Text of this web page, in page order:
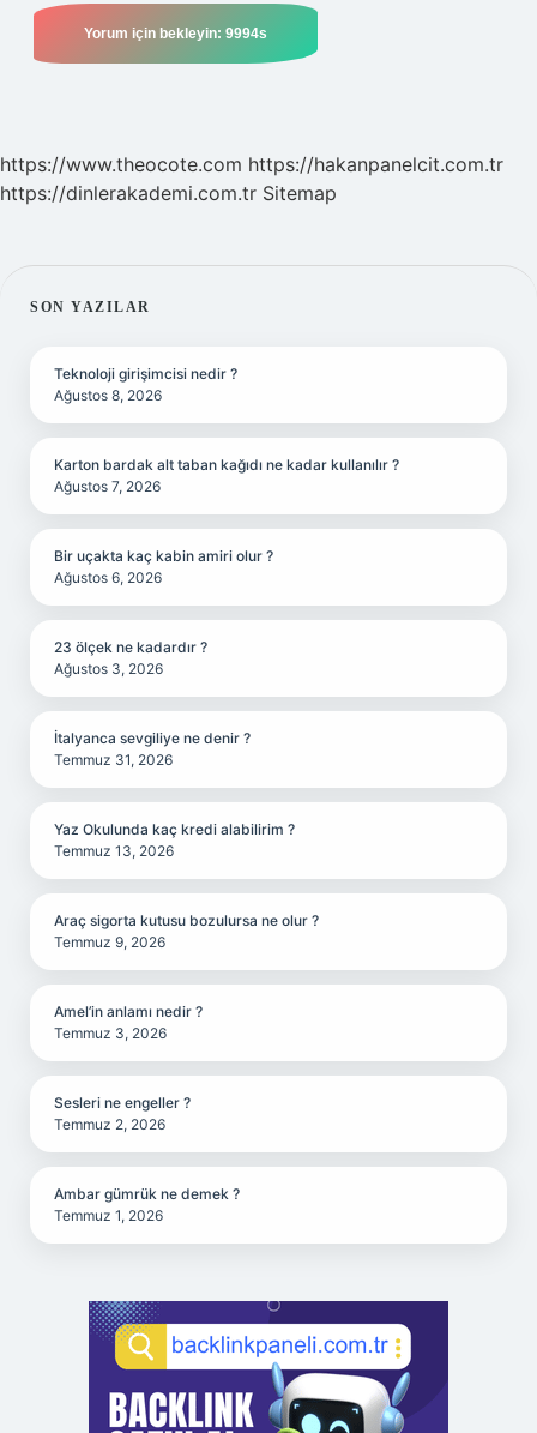
https://www.theocote.com https://hakanpanelcit.com.tr
https://dinlerakademi.com.tr Sitemap
SIDEBAR
SON YAZILAR
Teknoloji girişimcisi nedir ?
Ağustos 8, 2026
Karton bardak alt taban kağıdı ne kadar kullanılır ?
Ağustos 7, 2026
Bir uçakta kaç kabin amiri olur ?
Ağustos 6, 2026
23 ölçek ne kadardır ?
Ağustos 3, 2026
İtalyanca sevgiliye ne denir ?
Temmuz 31, 2026
Yaz Okulunda kaç kredi alabilirim ?
Temmuz 13, 2026
Araç sigorta kutusu bozulursa ne olur ?
Temmuz 9, 2026
Amel’in anlamı nedir ?
Temmuz 3, 2026
Sesleri ne engeller ?
Temmuz 2, 2026
Ambar gümrük ne demek ?
Temmuz 1, 2026